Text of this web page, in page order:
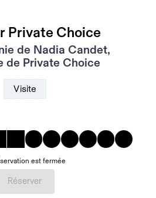
Private Choice
de Nadia Candet,
de Private Choice
Visite
est fermée
Réserver